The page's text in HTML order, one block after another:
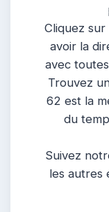
Cliquez
avoir la
avec
Trouvez
62 est la
du
Suivez
les autres